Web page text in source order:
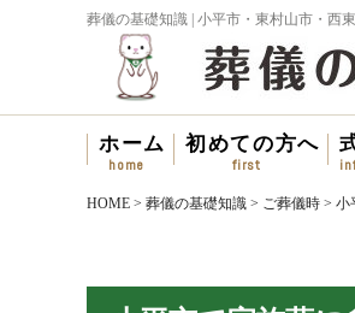
葬儀の基礎知識 | 小平市・東村山市・西
ホーム 初めての方へ
HOME > 葬儀の基礎知識 > ご葬儀時 > 小